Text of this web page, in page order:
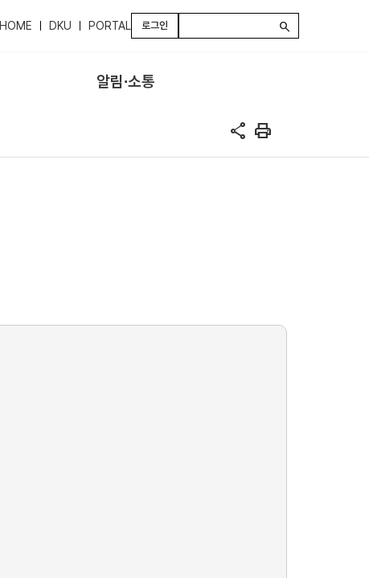
HOME DKU PORTAL 로그인 search
알림∙소통
share print